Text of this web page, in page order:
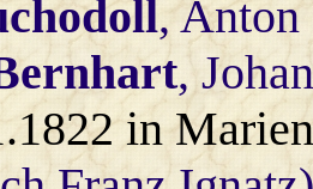
, Anton
,
in